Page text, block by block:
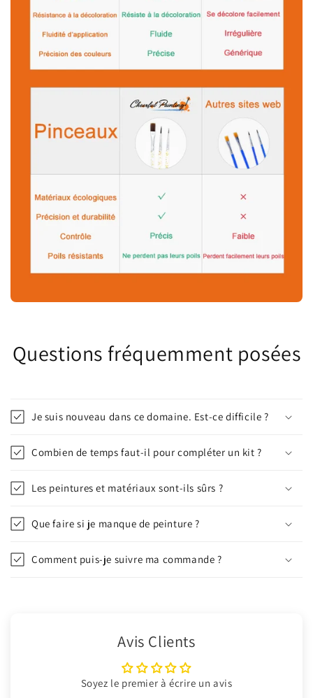
Questions fréquemment posées
Je suis nouveau dans ce domaine. Est-ce difficile ?
Combien de temps faut-il pour compléter un kit ?
Les peintures et matériaux sont-ils sûrs ?
Que faire si je manque de peinture ?
Comment puis-je suivre ma commande ?
Avis Clients
Soyez le premier à écrire un avis